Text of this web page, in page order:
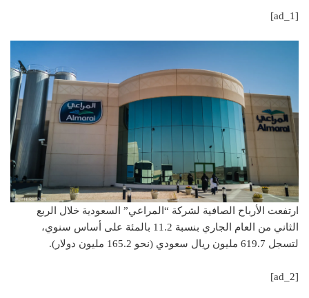
[ad_1]
ارتفعت الأرباح الصافية لشركة “المراعي” السعودية خلال الربع
الثاني من العام الجاري بنسبة 11.2 بالمئة على أساس سنوي،
لتسجل 619.7 مليون ريال سعودي (نحو 165.2 مليون دولار).
[ad_2]